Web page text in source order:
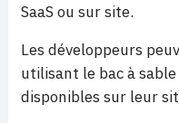
SaaS ou sur site.
Les développeurs
utilisant le bac à
disponibles sur leur